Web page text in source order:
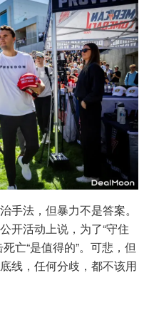
手法，但暴力不是答案。
活动上说，为了“守住
亡“是值得的”。可悲，但
线，任何分歧，都不该用